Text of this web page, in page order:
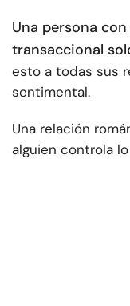
Una persona
transaccional
esto a todas sus
sentimental.
Una relación
alguien controla